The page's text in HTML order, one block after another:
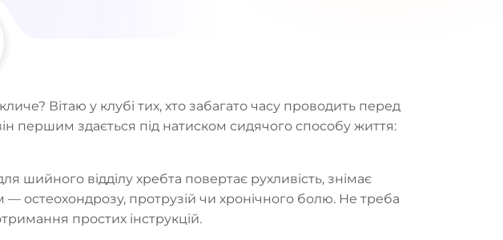
Вітаю у клубі тих, хто забагато часу проводить перед
першим здається під натиском сидячого способу життя:
відділу хребта повертає рухливість, знімає
остеохондрозу, протрузій чи хронічного болю. Не треба
простих інструкцій.